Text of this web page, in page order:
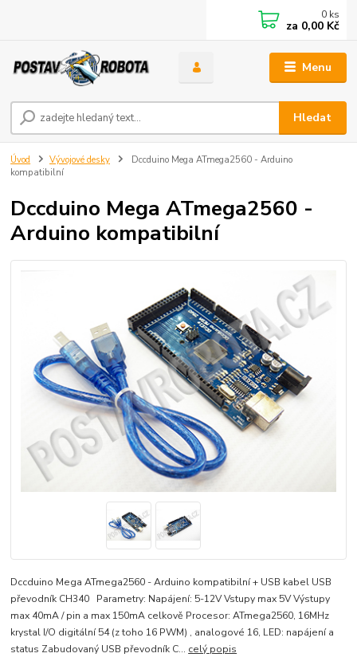
Menu
Hledat
0 ks
za 0,00 Kč
Úvod Vývojové desky
Dccduino Mega ATmega2560 - Arduino
kompatibilní
Dccduino Mega ATmega2560 -
Arduino kompatibilní
Dccduino Mega ATmega2560 - Arduino kompatibilní + USB kabel USB
převodník CH340 Parametry: Napájení: 5-12V Vstupy max 5V Výstupy
max 40mA / pin a max 150mA celkově Procesor: ATmega2560, 16MHz
krystal I/O digitální 54 (z toho 16 PWM) , analogové 16, LED: napájení a
status Zabudovaný USB převodník C... celý popis